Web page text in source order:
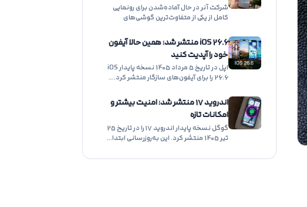
شرکت آنر در حال آماده‌شدن برای رونمایی
کامل از یکی از متفاوت‌ترین گوشی‌های
iOS 26.6 منتشر شد؛ همین حالا آیفون
خود را آپدیت کنید
اپل در تاریخ 5 مرداد 1405 نسخه پایدار iOS
26.6 را برای آیفون‌های سازگار منتشر کرد.…
اندروید ۱۷ منتشر شد؛ امنیت بیشتر و
امکانات تازه
گوگل نسخه پایدار اندروید ۱۷ را در تاریخ 25
تیر 1405 منتشر کرد. این به‌روزرسانی ابتدا…